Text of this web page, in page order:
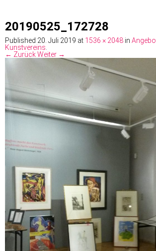
20190525_172728
Published 20. Juli 2019 at 1536 × 2048 in
Kunstvereins.
← ZurückWeiter →